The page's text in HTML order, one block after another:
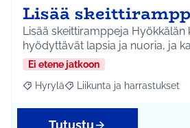
Lisää
Lisää skeittiramppeja Hyökkälän
hyödyttävät lapsia ja nuoria, ja
Ei etene jatkoon
Rajaa tulokset aihepiirin mukaan:
Hyrylä Rajaa tulokset teeman
Liikunta ja harrastukset
Tutustu